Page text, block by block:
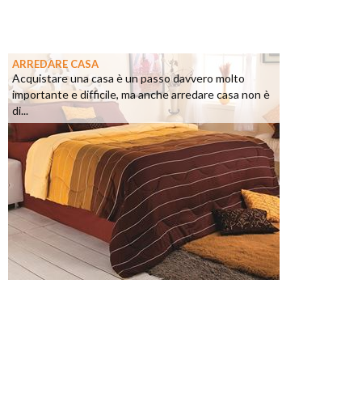
ARREDARE CASA
Acquistare una casa è un passo davvero molto
importante e difficile, ma anche arredare casa non è
di...